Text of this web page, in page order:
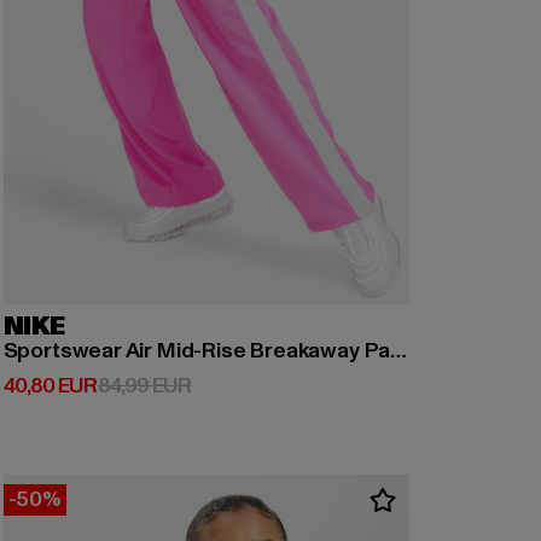
NIKE
Sportswear Air Mid-Rise Breakaway Pants
40,80 EUR
Derzeitiger Preis: 40,80 EUR
84,99 EURAktionspreis: 84,99 EUR
-50%